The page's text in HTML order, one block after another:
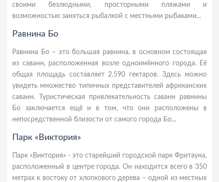
своими безлюдными, просторными пляжами и
возможностью заняться рыбалкой с местными рыбаками...
Равнина Бо
Равнина Бо – это большая равнина, в основном состоящая
из саванн, расположенная возле одноимённого города. Её
общая площадь составляет 2.590 гектаров. Здесь можно
увидеть множество типичных представителей африканских
саванн. Туристическая привлекательность саванн равнины
Бо заключается ещё и в том, что они расположены в
непосредственной близости от самого города Бо...
Парк «Виктория»
Парк «Виктория» - это старейший городской парк Фритауна,
расположенный в центре города. Он находится всего в 350
метрах к востоку от хлопкового дерева – одной из местных